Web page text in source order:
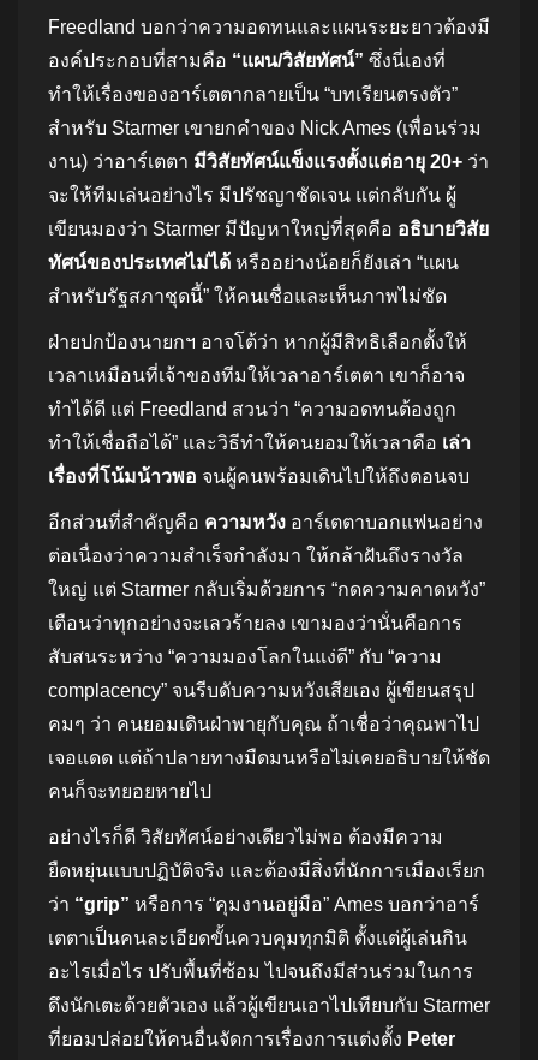
Freedland บอกว่าความอดทนและแผนระยะยาวต้องมี
องค์ประกอบที่สามคือ “แผน/วิสัยทัศน์” ซึ่งนี่เองที่
ทำให้เรื่องของอาร์เตตากลายเป็น “บทเรียนตรงตัว”
สำหรับ Starmer เขายกคำของ Nick Ames (เพื่อนร่วม
งาน) ว่าอาร์เตตา มีวิสัยทัศน์แข็งแรงตั้งแต่อายุ 20+ ว่า
จะให้ทีมเล่นอย่างไร มีปรัชญาชัดเจน แต่กลับกัน ผู้
เขียนมองว่า Starmer มีปัญหาใหญ่ที่สุดคือ อธิบายวิสัย
ทัศน์ของประเทศไม่ได้ หรืออย่างน้อยก็ยังเล่า “แผน
สำหรับรัฐสภาชุดนี้” ให้คนเชื่อและเห็นภาพไม่ชัด
ฝ่ายปกป้องนายกฯ อาจโต้ว่า หากผู้มีสิทธิเลือกตั้งให้
เวลาเหมือนที่เจ้าของทีมให้เวลาอาร์เตตา เขาก็อาจ
ทำได้ดี แต่ Freedland สวนว่า “ความอดทนต้องถูก
ทำให้เชื่อถือได้” และวิธีทำให้คนยอมให้เวลาคือ เล่า
เรื่องที่โน้มน้าวพอ จนผู้คนพร้อมเดินไปให้ถึงตอนจบ
อีกส่วนที่สำคัญคือ ความหวัง อาร์เตตาบอกแฟนอย่าง
ต่อเนื่องว่าความสำเร็จกำลังมา ให้กล้าฝันถึงรางวัล
ใหญ่ แต่ Starmer กลับเริ่มด้วยการ “กดความคาดหวัง”
เตือนว่าทุกอย่างจะเลวร้ายลง เขามองว่านั่นคือการ
สับสนระหว่าง “ความมองโลกในแง่ดี” กับ “ความ
complacency” จนรีบดับความหวังเสียเอง ผู้เขียนสรุป
คมๆ ว่า คนยอมเดินฝ่าพายุกับคุณ ถ้าเชื่อว่าคุณพาไป
เจอแดด แต่ถ้าปลายทางมืดมนหรือไม่เคยอธิบายให้ชัด
คนก็จะทยอยหายไป
อย่างไรก็ดี วิสัยทัศน์อย่างเดียวไม่พอ ต้องมีความ
ยืดหยุ่นแบบปฏิบัติจริง และต้องมีสิ่งที่นักการเมืองเรียก
ว่า “grip” หรือการ “คุมงานอยู่มือ” Ames บอกว่าอาร์
เตตาเป็นคนละเอียดขั้นควบคุมทุกมิติ ตั้งแต่ผู้เล่นกิน
อะไรเมื่อไร ปรับพื้นที่ซ้อม ไปจนถึงมีส่วนร่วมในการ
ดึงนักเตะด้วยตัวเอง แล้วผู้เขียนเอาไปเทียบกับ Starmer
ที่ยอมปล่อยให้คนอื่นจัดการเรื่องการแต่งตั้ง Peter